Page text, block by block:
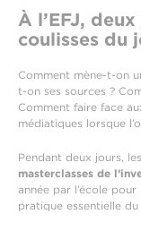
À l’EFJ,
coulisses du
Comment mène-t-on
t-on ses sources ?
Comment faire face
médiatiques lorsque
Pendant deux jours,
masterclasses de
année par l’école
pratique essentielle du